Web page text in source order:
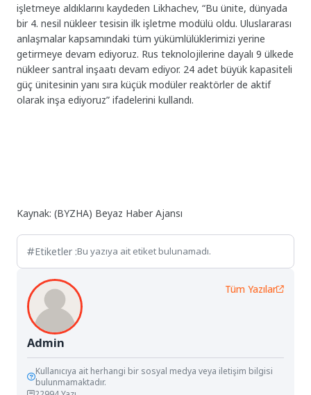
işletmeye aldıklarını kaydeden Likhachev, “Bu ünite, dünyada
bir 4. nesil nükleer tesisin ilk işletme modülü oldu. Uluslararası
anlaşmalar kapsamındaki tüm yükümlülüklerimizi yerine
getirmeye devam ediyoruz. Rus teknolojilerine dayalı 9 ülkede
nükleer santral inşaatı devam ediyor. 24 adet büyük kapasiteli
güç ünitesinin yanı sıra küçük modüler reaktörler de aktif
olarak inşa ediyoruz” ifadelerini kullandı.
Kaynak: (BYZHA) Beyaz Haber Ajansı
Etiketler :Bu yazıya ait etiket bulunamadı.
Admin
Tüm Yazılar
Kullanıcıya ait herhangi bir sosyal medya veya iletişim bilgisi
bulunmamaktadır.